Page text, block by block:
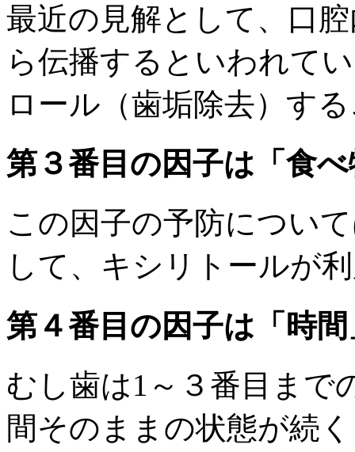
最近の見解として、口
ら伝播するといわれて
ロール（歯垢除去）す
第３番目の因子は「食
この因子の予防につい
して、キシリトールが
第４番目の因子は「時
むし歯は1～３番目まで
間そのままの状態が続